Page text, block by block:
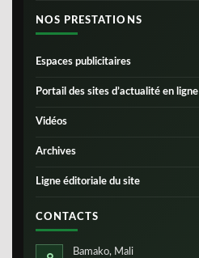
NOS PRESTATIONS
Espaces publicitaires
Portail des sites d’actualité en ligne
Vidéos
Archives
Ligne éditoriale du site
CONTACTS
Bamako, Mali